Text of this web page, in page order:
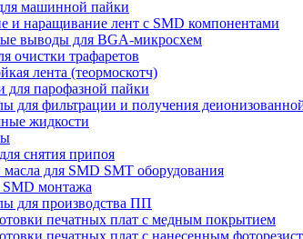
машинной пайки
и наращивание лент с SMD компонентами
выводы для BGA-микросхем
очистки трафаретов
лента (теормоскотч)
для парофазной пайки
для фильтрации и получения
жидкости
снятия припоя
для SMD SMT оборудования
монтажа
для производства ПП
печатных плат с медным покрытием
печатных плат с нанесенным